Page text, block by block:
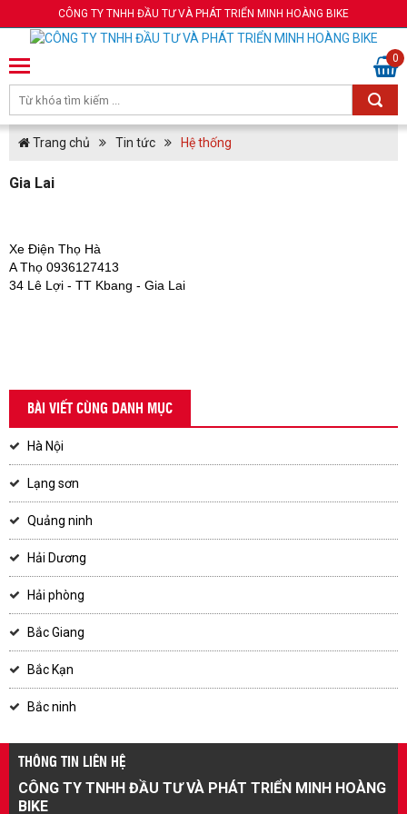
CÔNG TY TNHH ĐẦU TƯ VÀ PHÁT TRIỂN MINH HOÀNG BIKE
0
Trang chủ Tin tức Hệ thống
Gia Lai
Xe Điện Thọ Hà
A Thọ 0936127413
34 Lê Lợi - TT Kbang - Gia Lai
BÀI VIẾT CÙNG DANH MỤC
Hà Nội
Lạng sơn
Quảng ninh
Hải Dương
Hải phòng
Bắc Giang
Bắc Kạn
Bắc ninh
THÔNG TIN LIÊN HỆ
CÔNG TY TNHH ĐẦU TƯ VÀ PHÁT TRIỂN MINH HOÀNG
BIKE